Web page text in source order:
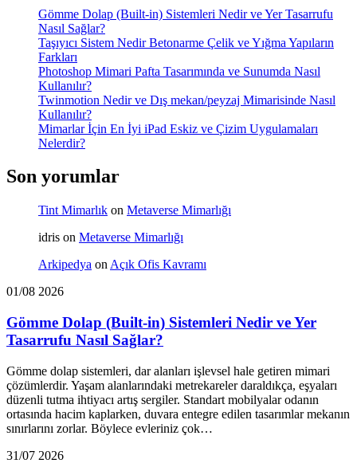
Gömme Dolap (Built-in) Sistemleri Nedir ve Yer Tasarrufu
Nasıl Sağlar?
Taşıyıcı Sistem Nedir Betonarme Çelik ve Yığma Yapıların
Farkları
Photoshop Mimari Pafta Tasarımında ve Sunumda Nasıl
Kullanılır?
Twinmotion Nedir ve Dış mekan/peyzaj Mimarisinde Nasıl
Kullanılır?
Mimarlar İçin En İyi iPad Eskiz ve Çizim Uygulamaları
Nelerdir?
Son yorumlar
Tint Mimarlık on Metaverse Mimarlığı
idris on Metaverse Mimarlığı
Arkipedya on Açık Ofis Kavramı
01/08 2026
Gömme Dolap (Built-in) Sistemleri Nedir ve Yer
Tasarrufu Nasıl Sağlar?
Gömme dolap sistemleri, dar alanları işlevsel hale getiren mimari
çözümlerdir. Yaşam alanlarındaki metrekareler daraldıkça, eşyaları
düzenli tutma ihtiyacı artış sergiler. Standart mobilyalar odanın
ortasında hacim kaplarken, duvara entegre edilen tasarımlar mekanın
sınırlarını zorlar. Böylece evleriniz çok…
31/07 2026